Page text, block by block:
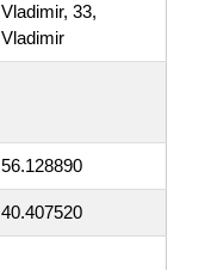
Vladimir, 33,
Vladimir
56.128890
40.407520